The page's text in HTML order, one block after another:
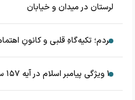
لرستان در میدان و خیابان
مردم؛ تکیه‌گاهِ قلبی و کانونِ
۱۰ ویژگی پیامبر اسلام در آیه ۱۵۷ سوره اعراف